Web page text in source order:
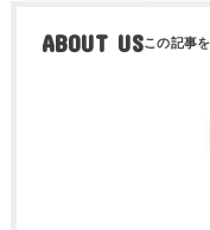
ABOUT US